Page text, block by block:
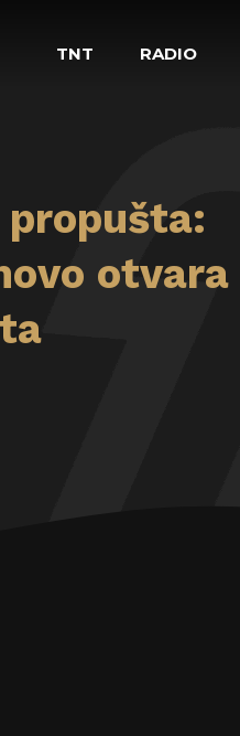
TNT RADIO
otvara